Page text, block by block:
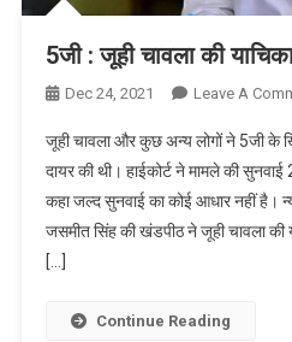
5जी : जूही चावला की
Dec 24, 2021 Leave A
जूही चावला और कुछ अन्य लोगों ने 5जी के
दायर की थी। हाईकोर्ट ने मामले की
कहा जल्द सुनवाई का कोई आधार नहीं है।
जसमीत सिंह की खंडपीठ ने जूही चावला की
[…]
Continue Reading